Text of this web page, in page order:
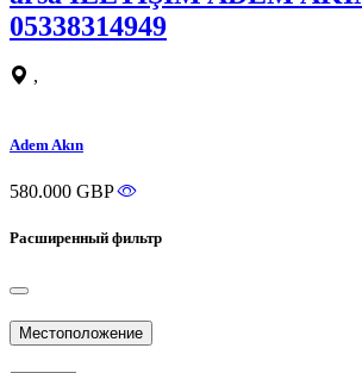
05338314949
,
Adem Akın
580.000 GBP
Расширенный фильтр
Местоположение